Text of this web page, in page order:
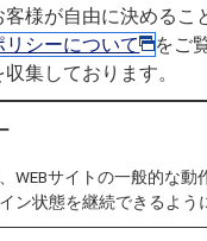
様が自由に決める
リシーについて
をご
集しております。
WEBサイトの一般的な
ン状態を継続できるよう